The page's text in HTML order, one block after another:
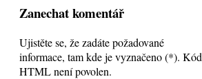
Zanechat komentář
Ujistěte se, že zadáte požadované
informace, tam kde je vyznačeno (*). Kód
HTML není povolen.